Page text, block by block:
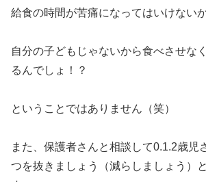
給食の時間が苦痛になってはいけない
自分の子どもじゃないから食べさせな
るんでしょ！？
ということではありません（笑）
また、保護者さんと相談して0.1.2歳児
つを抜きましょう（減らしましょう）